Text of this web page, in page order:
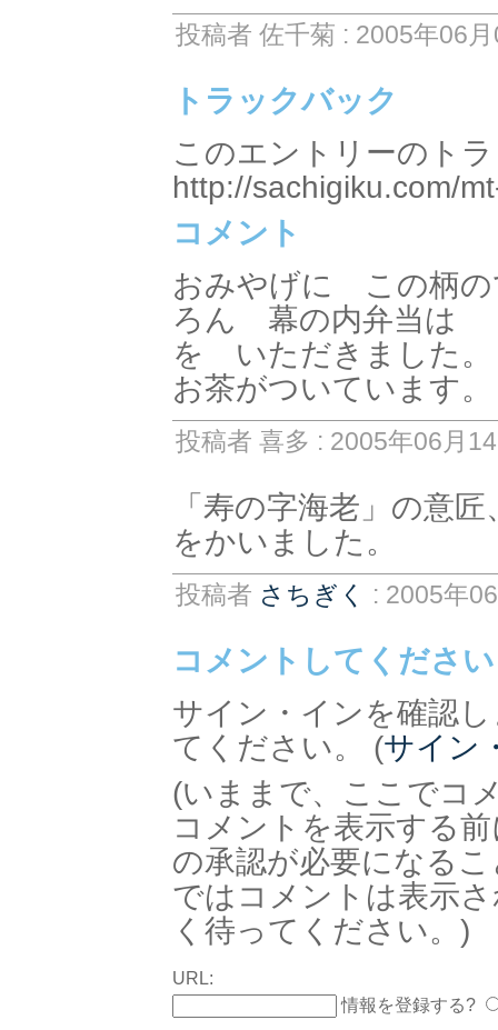
投稿者 佐千菊 : 2005年06
トラックバック
このエントリーのト
http://sachigiku.com/
コメント
おみやげに この柄の
ろん 幕の内弁当は
を いただきました
お茶がついています。
投稿者 喜多 : 2005年06月
「寿の字海老」の意
をかいました。
投稿者 さちぎく : 2005年
コメントしてください
サイン・インを確認
てください。 (サイン
(いままで、ここでコ
コメントを表示する
の承認が必要になる
ではコメントは表示
く待ってください。)
URL:
情報を登録する?